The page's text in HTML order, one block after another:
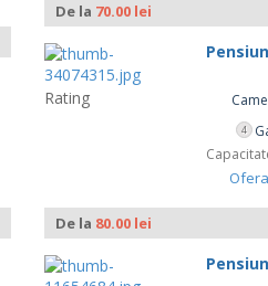
De la 70.00 lei
Rating
4
De la 80.00 lei